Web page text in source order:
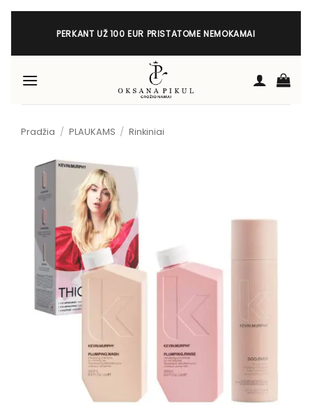
Skip
PERKANT UŽ 100 EUR PRISTATOME NEMOKAMAI
Pradžia / PLAUKAMS / Rinkiniai